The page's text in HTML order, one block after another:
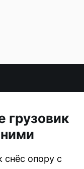
грузовик
ними
снёс опору с